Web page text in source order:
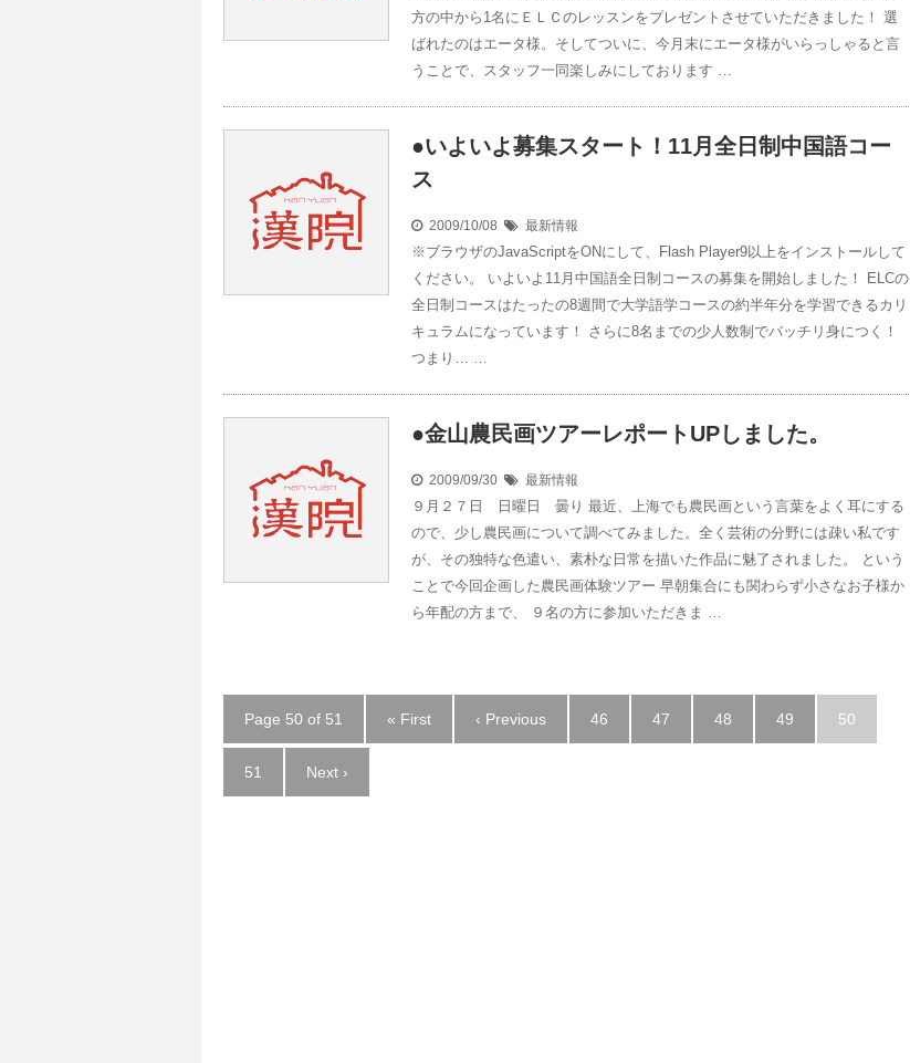
方の中から1名にＥＬＣのレッスンをプレゼントさせていただきました！ 選
ばれたのはエータ様。そしてついに、今月末にエータ様がいらっしゃると言
うことで、スタッフ一同楽しみにしております …
●いよいよ募集スタート！11月全日制中国語コー
ス
2009/10/08 最新情報
※ブラウザのJavaScriptをONにして、Flash Player9以上をインストールして
ください。 いよいよ11月中国語全日制コースの募集を開始しました！ ELCの
全日制コースはたったの8週間で大学語学コースの約半年分を学習できるカリ
キュラムになっています！ さらに8名までの少人数制でバッチリ身につく！
つまり… …
●金山農民画ツアーレポートUPしました。
2009/09/30 最新情報
９月２７日 日曜日 曇り 最近、上海でも農民画という言葉をよく耳にする
ので、少し農民画について調べてみました。全く芸術の分野には疎い私です
が、その独特な色遣い、素朴な日常を描いた作品に魅了されました。 という
ことで今回企画した農民画体験ツアー 早朝集合にも関わらず小さなお子様か
ら年配の方まで、 ９名の方に参加いただきま …
Page 50 of 51 « First ‹ Previous 46 47 48 49 50
51 Next ›